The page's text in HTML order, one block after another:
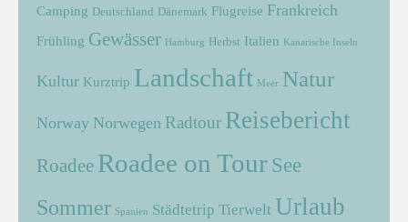
Camping Deutschland Dänemark Flugreise Frankreich
Frühling Gewässer Hamburg Herbst Italien Kanarische Inseln
Kultur Kurztrip Landschaft Meer Natur
Norway Norwegen Radtour Reisebericht
Roadee Roadee on Tour See
Sommer Spanien Städtetrip Tierwelt Urlaub